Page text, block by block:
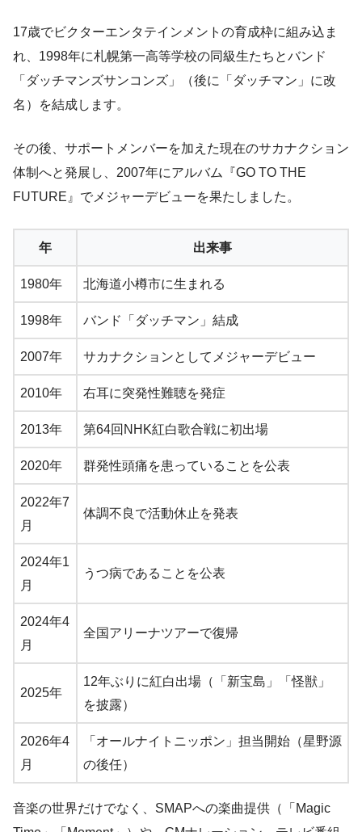
17歳でビクターエンタテインメントの育成枠に組み込ま
れ、1998年に札幌第一高等学校の同級生たちとバンド
「ダッチマンズサンコンズ」（後に「ダッチマン」に改
名）を結成します。
その後、サポートメンバーを加えた現在のサカナクション
体制へと発展し、2007年にアルバム『GO TO THE
FUTURE』でメジャーデビューを果たしました。
年 出来事
1980年 北海道小樽市に生まれる
1998年 バンド「ダッチマン」結成
2007年 サカナクションとしてメジャーデビュー
2010年 右耳に突発性難聴を発症
2013年 第64回NHK紅白歌合戦に初出場
2020年 群発性頭痛を患っていることを公表
2022年7
月
体調不良で活動休止を発表
2024年1
月
うつ病であることを公表
2024年4
月
全国アリーナツアーで復帰
2025年
12年ぶりに紅白出場（「新宝島」「怪獣」
を披露）
2026年4
月
「オールナイトニッポン」担当開始（星野源
の後任）
音楽の世界だけでなく、SMAPへの楽曲提供（「Magic